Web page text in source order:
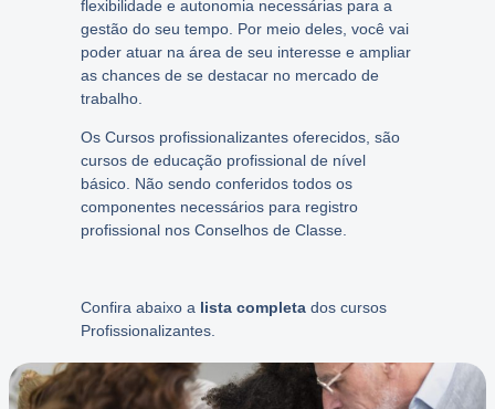
flexibilidade e autonomia necessárias para a
gestão do seu tempo. Por meio deles, você vai
poder atuar na área de seu interesse e ampliar
as chances de se destacar no mercado de
trabalho.
Os Cursos profissionalizantes oferecidos, são
cursos de educação profissional de nível
básico. Não sendo conferidos todos os
componentes necessários para registro
profissional nos Conselhos de Classe.
Confira abaixo a lista completados cursos
Profissionalizantes.